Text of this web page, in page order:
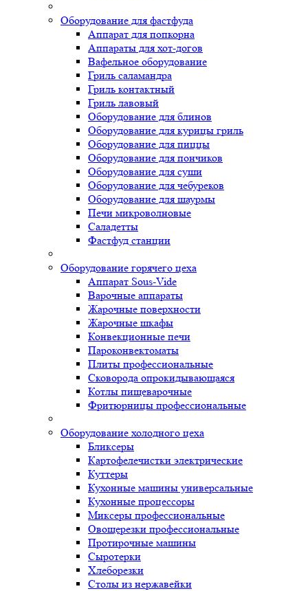
Оборудование для фастфуда
Аппарат для попкорна
Аппараты для хот-догов
Вафельное оборудование
Гриль саламандра
Гриль контактный
Гриль лавовый
Оборудование для блинов
Оборудование для курицы гриль
Оборудование для пиццы
Оборудование для пончиков
Оборудование для суши
Оборудование для чебуреков
Оборудование для шаурмы
Печи микроволновые
Саладетты
Фастфуд станции
Оборудование горячего цеха
Аппарат Sous-Vide
Варочные аппараты
Жарочные поверхности
Жарочные шкафы
Конвекционные печи
Пароконвектоматы
Плиты профессиональные
Сковорода опрокидывающаяся
Котлы пищеварочные
Фритюрницы профессиональные
Оборудование холодного цеха
Бликсеры
Картофелечистки электрические
Куттеры
Кухонные машины универсальные
Кухонные процессоры
Миксеры профессиональные
Овощерезки профессиональные
Протирочные машины
Сыротерки
Хлеборезки
Столы из нержавейки